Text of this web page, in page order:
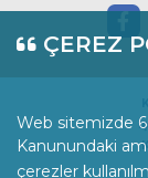
ÇEREZ
Web sitemizde
Kanunundaki
çerezler